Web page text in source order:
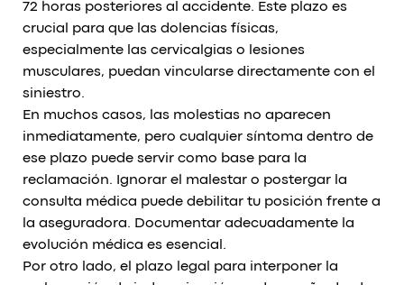
72 horas posteriores al accidente. Este plazo es
crucial para que las dolencias físicas,
especialmente las cervicalgias o lesiones
musculares, puedan vincularse directamente con el
siniestro.
En muchos casos, las molestias no aparecen
inmediatamente, pero cualquier síntoma dentro de
ese plazo puede servir como base para la
reclamación. Ignorar el malestar o postergar la
consulta médica puede debilitar tu posición frente a
la aseguradora. Documentar adecuadamente la
evolución médica es esencial.
Por otro lado, el plazo legal para interponer la